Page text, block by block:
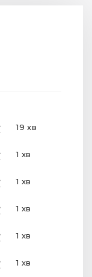
19 хв
1 хв
1 хв
1 хв
1 хв
1 хв